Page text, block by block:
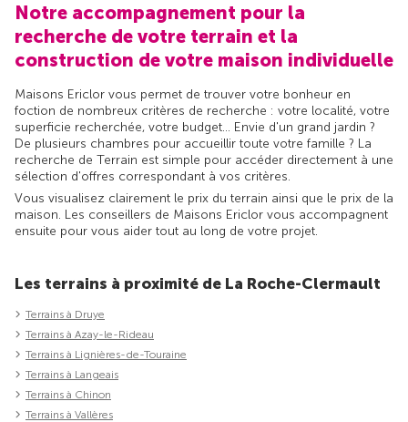
Notre accompagnement pour la
recherche de votre terrain et la
construction de votre maison individuelle
Maisons Ericlor vous permet de trouver votre bonheur en
foction de nombreux critères de recherche : votre localité, votre
superficie recherchée, votre budget... Envie d'un grand jardin ?
De plusieurs chambres pour accueillir toute votre famille ? La
recherche de Terrain est simple pour accéder directement à une
sélection d'offres correspondant à vos critères.
Vous visualisez clairement le prix du terrain ainsi que le prix de la
maison. Les conseillers de Maisons Ericlor vous accompagnent
ensuite pour vous aider tout au long de votre projet.
Les terrains à proximité de La Roche-Clermault
Terrains à Druye
Terrains à Azay-le-Rideau
Terrains à Lignières-de-Touraine
Terrains à Langeais
Terrains à Chinon
Terrains à Vallères